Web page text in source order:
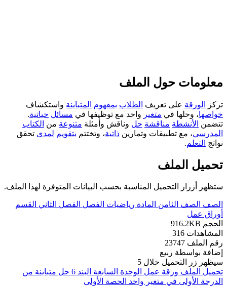
معلومات حول الملف
تركز الورقةعلى تعريف الطلاب بمفهوم المتباينةواستكشاف
خواصها، وحلها في متغير واحد مع توظيفها في مسائل حياتية.
تتضمن الأنشطة مناقشة حلوناقش وأمثلة متنوعةمن الكتاب
المدرسي، مع تطبيقات وتمارين ذاتية، وتختتم بتقويم لمدىتحقق
نواتج التعلم.
تحميل الملف
ستظهر أزرار التحميل المناسبة بحسب البيانات المتوفرة لهذا الملف.
الصف الصف الثامن المادة رياضيات الفصل الفصل الثاني
القسم
أوراق عمل
الحجم 916.2KB
المشاهدات 316
رقم الملف 23747
إضافة بواسطة ربيع
سيظهر زر التحميل خلال 5
تحميل الملف
ورقة عمل الوحدة السابعة البند 6 حل متباينة من
الدرجة الأولى في متغير واحد الحصة الأولى